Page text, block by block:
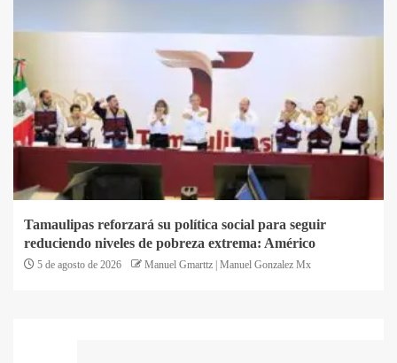
Tamaulipas reforzará su política social para seguir
reduciendo niveles de pobreza extrema: Américo
5 de agosto de 2026 Manuel Gmarttz | Manuel Gonzalez Mx